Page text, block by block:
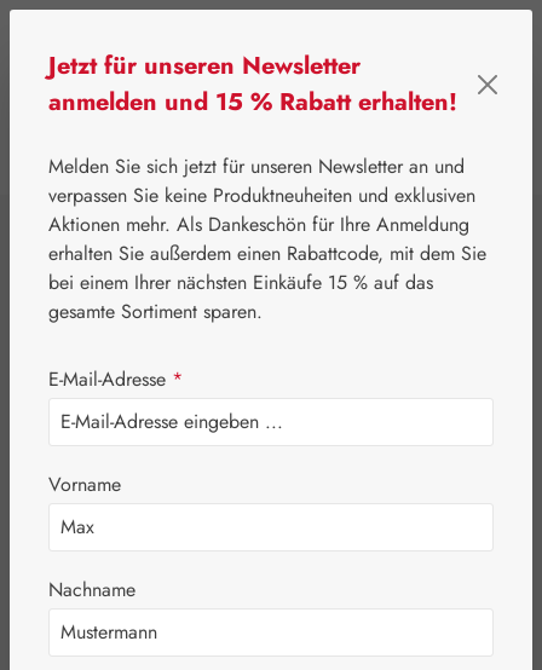
⌂ Pater Severin Naturprodukte Spezialitäten
Schwedenbitter St.
Severin
Bildergalerie überspringen
Jetzt für unseren Newsletter
anmelden und 15 % Rabatt erhalten!
Melden Sie sich jetzt für unseren Newsletter an und
verpassen Sie keine Produktneuheiten und exklusiven
Aktionen mehr. Als Dankeschön für Ihre Anmeldung
erhalten Sie außerdem einen Rabattcode, mit dem Sie
bei einem Ihrer nächsten Einkäufe 15 % auf das
gesamte Sortiment sparen.
E-Mail-Adresse *
Vorname
Nachname